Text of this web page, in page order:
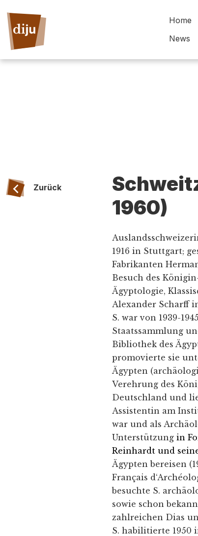
Home
News
Zurück
1960)
1916 in Stuttgart;
Fabrikanten
Besuch des
Ägyptologie,
Alexander Scharff
S. war von 1939-
Staatssammlung
Bibliothek des
promovierte sie
Ägypten
Verehrung des
Deutschland und
Assistentin am
war und als
Unterstützung in
Reinhardt und
Ägypten bereisen
Français
besuchte S.
sowie schon
zahlreichen Dias
S. habilitierte 1950